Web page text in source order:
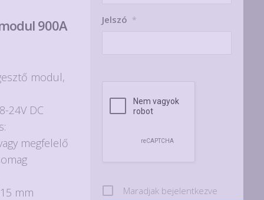
900A
modul,
24V DC
megfelelő
mm
Jelszó *
Maradjak bejelentkezve